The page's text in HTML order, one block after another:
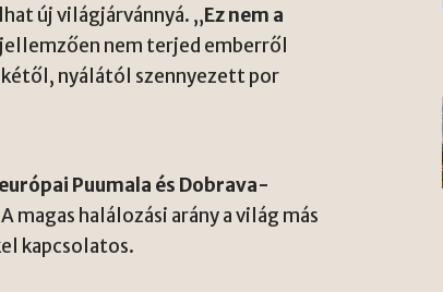
új világjárvánnyá. „Ez nem a
nem terjed emberről
nyálától szennyezett por
Puumala és Dobrava-
halálozási arány a világ más
kapcsolatos.